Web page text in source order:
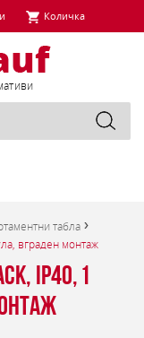
Количка
табла
вграден монтаж
IP40, 1